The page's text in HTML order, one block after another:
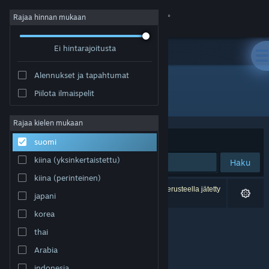
Kirjaudu sisään
Tietoa
Tuki
Vaihda kieli
Hanki Steam-mobiilisovellus
Näytä työpöytäsivusto
Rajaa hinnan mukaan
Ei hintarajoitusta
Alennukset ja tapahtumat
Piilota ilmaispelit
Rajaa kielen mukaan
suomi
kiina (yksinkertaistettu)
kiina (perinteinen)
japani
korea
thai
Arabia
Julkaisija: Unknown Conquest Games
Järjestelyperuste
Haku
0 tulosta vastaa hakuasi. 2 peliä on asetustesi perusteella jätetty
pois.